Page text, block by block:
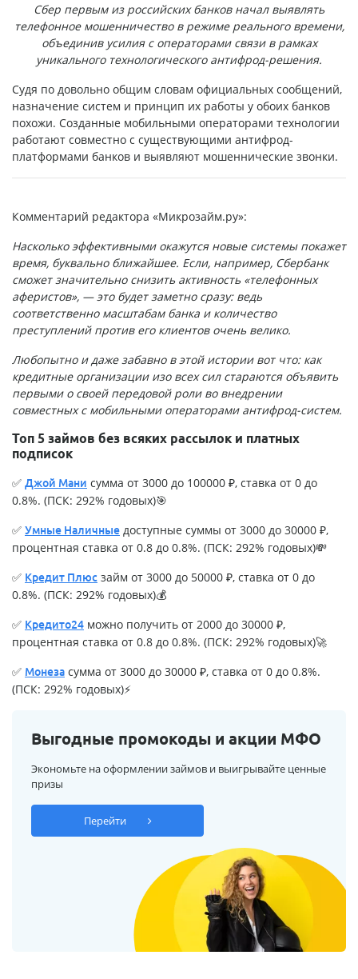
Сбер первым из российских банков начал выявлять
телефонное мошенничество в режиме реального времени,
объединив усилия с операторами связи в рамках
уникального технологического антифрод-решения.
Судя по довольно общим словам официальных сообщений,
назначение систем и принцип их работы у обоих банков
похожи. Созданные мобильными операторами технологии
работают совместно с существующими антифрод-
платформами банков и выявляют мошеннические звонки.
Комментарий редактора «Микрозайм.ру»:
Насколько эффективными окажутся новые системы покажет
время, буквально ближайшее. Если, например, Сбербанк
сможет значительно снизить активность «телефонных
аферистов», — это будет заметно сразу: ведь
соответственно масштабам банка и количество
преступлений против его клиентов очень велико.
Любопытно и даже забавно в этой истории вот что: как
кредитные организации изо всех сил стараются объявить
первыми о своей передовой роли во внедрении
совместных с мобильными операторами антифрод-систем.
Топ 5 займов без всяких рассылок и платных
подписок
✅ Джой Мани сумма от 3000 до 100000 ₽, ставка от 0 до
0.8%. (ПСК: 292% годовых)🎯
✅ Умные Наличные доступные суммы от 3000 до 30000 ₽,
процентная ставка от 0.8 до 0.8%. (ПСК: 292% годовых)💸
✅ Кредит Плюс займ от 3000 до 50000 ₽, ставка от 0 до
0.8%. (ПСК: 292% годовых)💰
✅ Кредито24 можно получить от 2000 до 30000 ₽,
процентная ставка от 0.8 до 0.8%. (ПСК: 292% годовых)🚀
✅ Монеза сумма от 3000 до 30000 ₽, ставка от 0 до 0.8%.
(ПСК: 292% годовых)⚡
Выгодные промокоды и акции МФО
Экономьте на оформлении займов и выигрывайте ценные
призы
Перейти